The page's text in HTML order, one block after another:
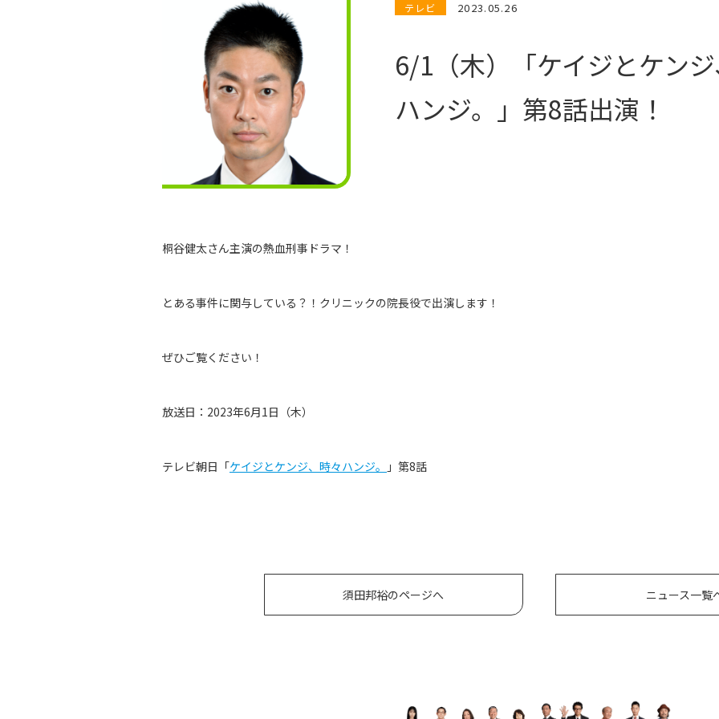
テレビ 2023.05.26
6/1（木）「ケイジとケン
ハンジ。」第8話出演！
桐谷健太さん主演の熱血刑事ドラマ！
とある事件に関与している？！クリニックの院長役で出演します！
ぜひご覧ください！
放送日：2023年6月1日（木）
テレビ朝日「ケイジとケンジ、時々ハンジ。 」第8話
須田邦裕のページへ ニュース一覧